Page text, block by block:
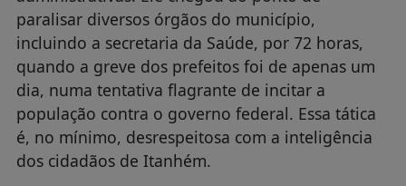
paralisar diversos órgãos do município,
incluindo a secretaria da Saúde, por 72 horas,
quando a greve dos prefeitos foi de apenas um
dia, numa tentativa flagrante de incitar a
população contra o governo federal. Essa tática
é, no mínimo, desrespeitosa com a inteligência
dos cidadãos de Itanhém.